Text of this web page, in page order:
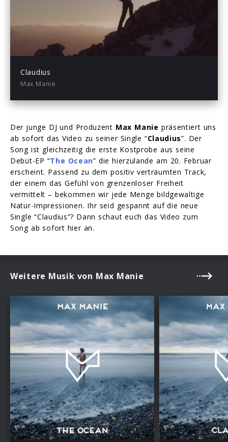
Play
-03:39
Mute
Play
Claudius
Max Manie
Der junge DJ und Produzent Max Manie präsentiert uns
ab sofort das Video zu seiner Single “Claudius”. Der
Song ist gleichzeitig die erste Kostprobe aus seine
Debüt-EP “The Ocean” die hierzulande am 20. Februar
erscheint. Passend zu dem positiv verträumten Track,
der einem das Gefühl von grenzenloser Freiheit
vermittelt – bekommen wir jede Menge bildgewaltige
Natur-Impressionen. Ihr seid gespannt auf die neue
Single “Claudius”? Dann schaut euch das Video zum
Song ab sofort hier an.
Weitere Musik von Max Manie